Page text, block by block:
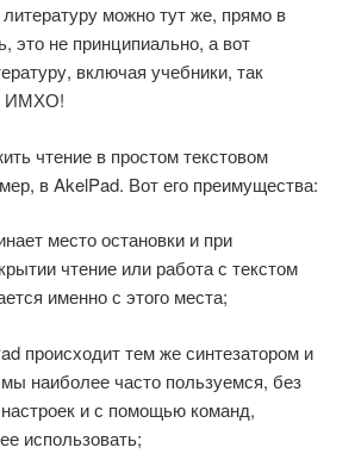
можно тут же, прямо в
это не принципиально, а вот
включая учебники, так
ИМХО!
чтение в простом текстовом
в AkelPad. Вот его преимущества:
место остановки и при
чтение или работа с текстом
именно с этого места;
происходит тем же синтезатором и
наиболее часто пользуемся, без
и с помощью команд,
использовать;